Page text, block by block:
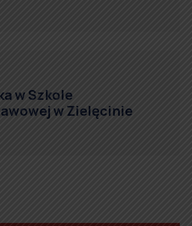
w Szkole
w Zielęcinie